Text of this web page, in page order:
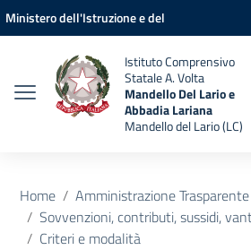
Vai ai contenuti
Vai al menu di navigazione
Vai al footer
Ministero dell'Istruzione e del
Istituto Comprensivo
Statale A. Volta
Mandello Del Lario e
Abbadia Lariana
Mandello del Lario (LC)
Home
Amministrazione Trasparente
Sovvenzioni, contributi, sussidi,
Criteri e modalità